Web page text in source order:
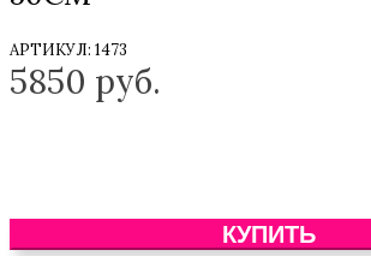
АРТИКУЛ: 1473
5850 руб.
КУПИТЬ